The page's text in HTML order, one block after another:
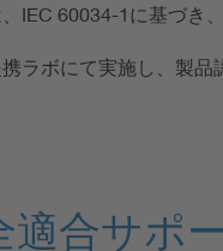
IEC 60034-1に基づき
ラボにて実施し、製品
適合サポ